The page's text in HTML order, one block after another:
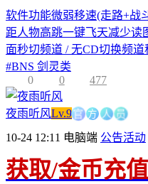
软件功能微弱移速(走路+战
距人物高跳一键飞天减少读
面秒切频道 / 无CD切换频道
#BNS 剑灵类
0
0 477
夜雨听风Lv.9官方人员
10-24 12:11 电脑端 公告活动
获取/金币充